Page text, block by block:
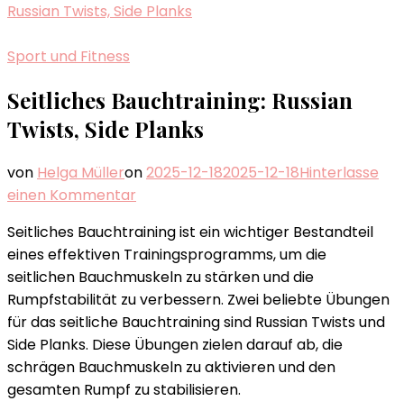
Russian Twists, Side Planks
Sport und Fitness
Seitliches Bauchtraining: Russian
Twists, Side Planks
von Helga Mülleron2025-12-182025-12-18Hinterlasse
einen Kommentar
Bauchtraining:
Russian
Twists,
Side
Planks
Seitliches Bauchtraining ist ein wichtiger Bestandteil
eines effektiven Trainingsprogramms, um die
seitlichen Bauchmuskeln zu stärken und die
Rumpfstabilität zu verbessern. Zwei beliebte Übungen
für das seitliche Bauchtraining sind Russian Twists und
Side Planks. Diese Übungen zielen darauf ab, die
schrägen Bauchmuskeln zu aktivieren und den
gesamten Rumpf zu stabilisieren.